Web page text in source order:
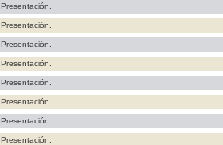
Presentación.
Presentación.
Presentación.
Presentación.
Presentación.
Presentación.
Presentación.
Presentación.